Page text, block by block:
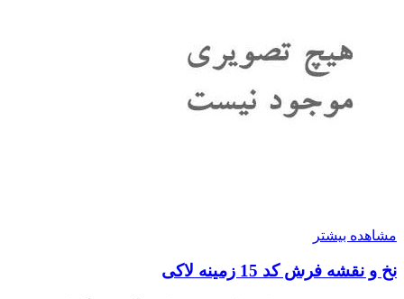
مشاهده بیشتر
نخ و نقشه فرش کد 15 زمینه لاکی